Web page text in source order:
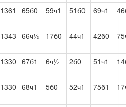
1361 65б0 59ч1 51б0 69ч1
1343 66ч½ 17б0 44ч1 42б0
1330 67б1 6ч½ 2б0 51ч1
1330 68ч1 5б0 52ч1 75б1